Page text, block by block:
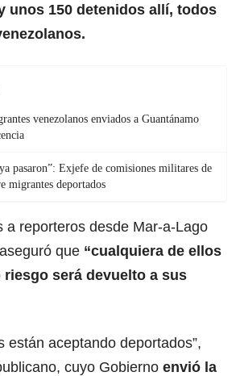
unos 150 detenidos allí, todos
venezolanos enviados a Guantánamo
pasaron”: Exjefe de comisiones militares de
migrantes deportados
a reporteros desde Mar-a-Lago
que “cualquiera de ellos
riesgo será devuelto a sus
están aceptando deportados”,
cuyo Gobierno envió la